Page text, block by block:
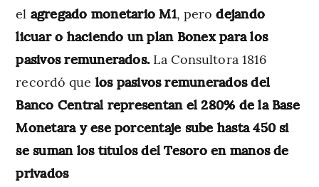
el agregado monetario M1, perodejando
licuar o haciendo un plan Bonex para los
pasivos remunerados. La Consultora 1816
recordó que los pasivos remunerados del
Banco Central representan el 280% de la Base
Monetara y ese porcentaje sube hasta 450 si
se suman los títulos del Tesoro en manos de
privados